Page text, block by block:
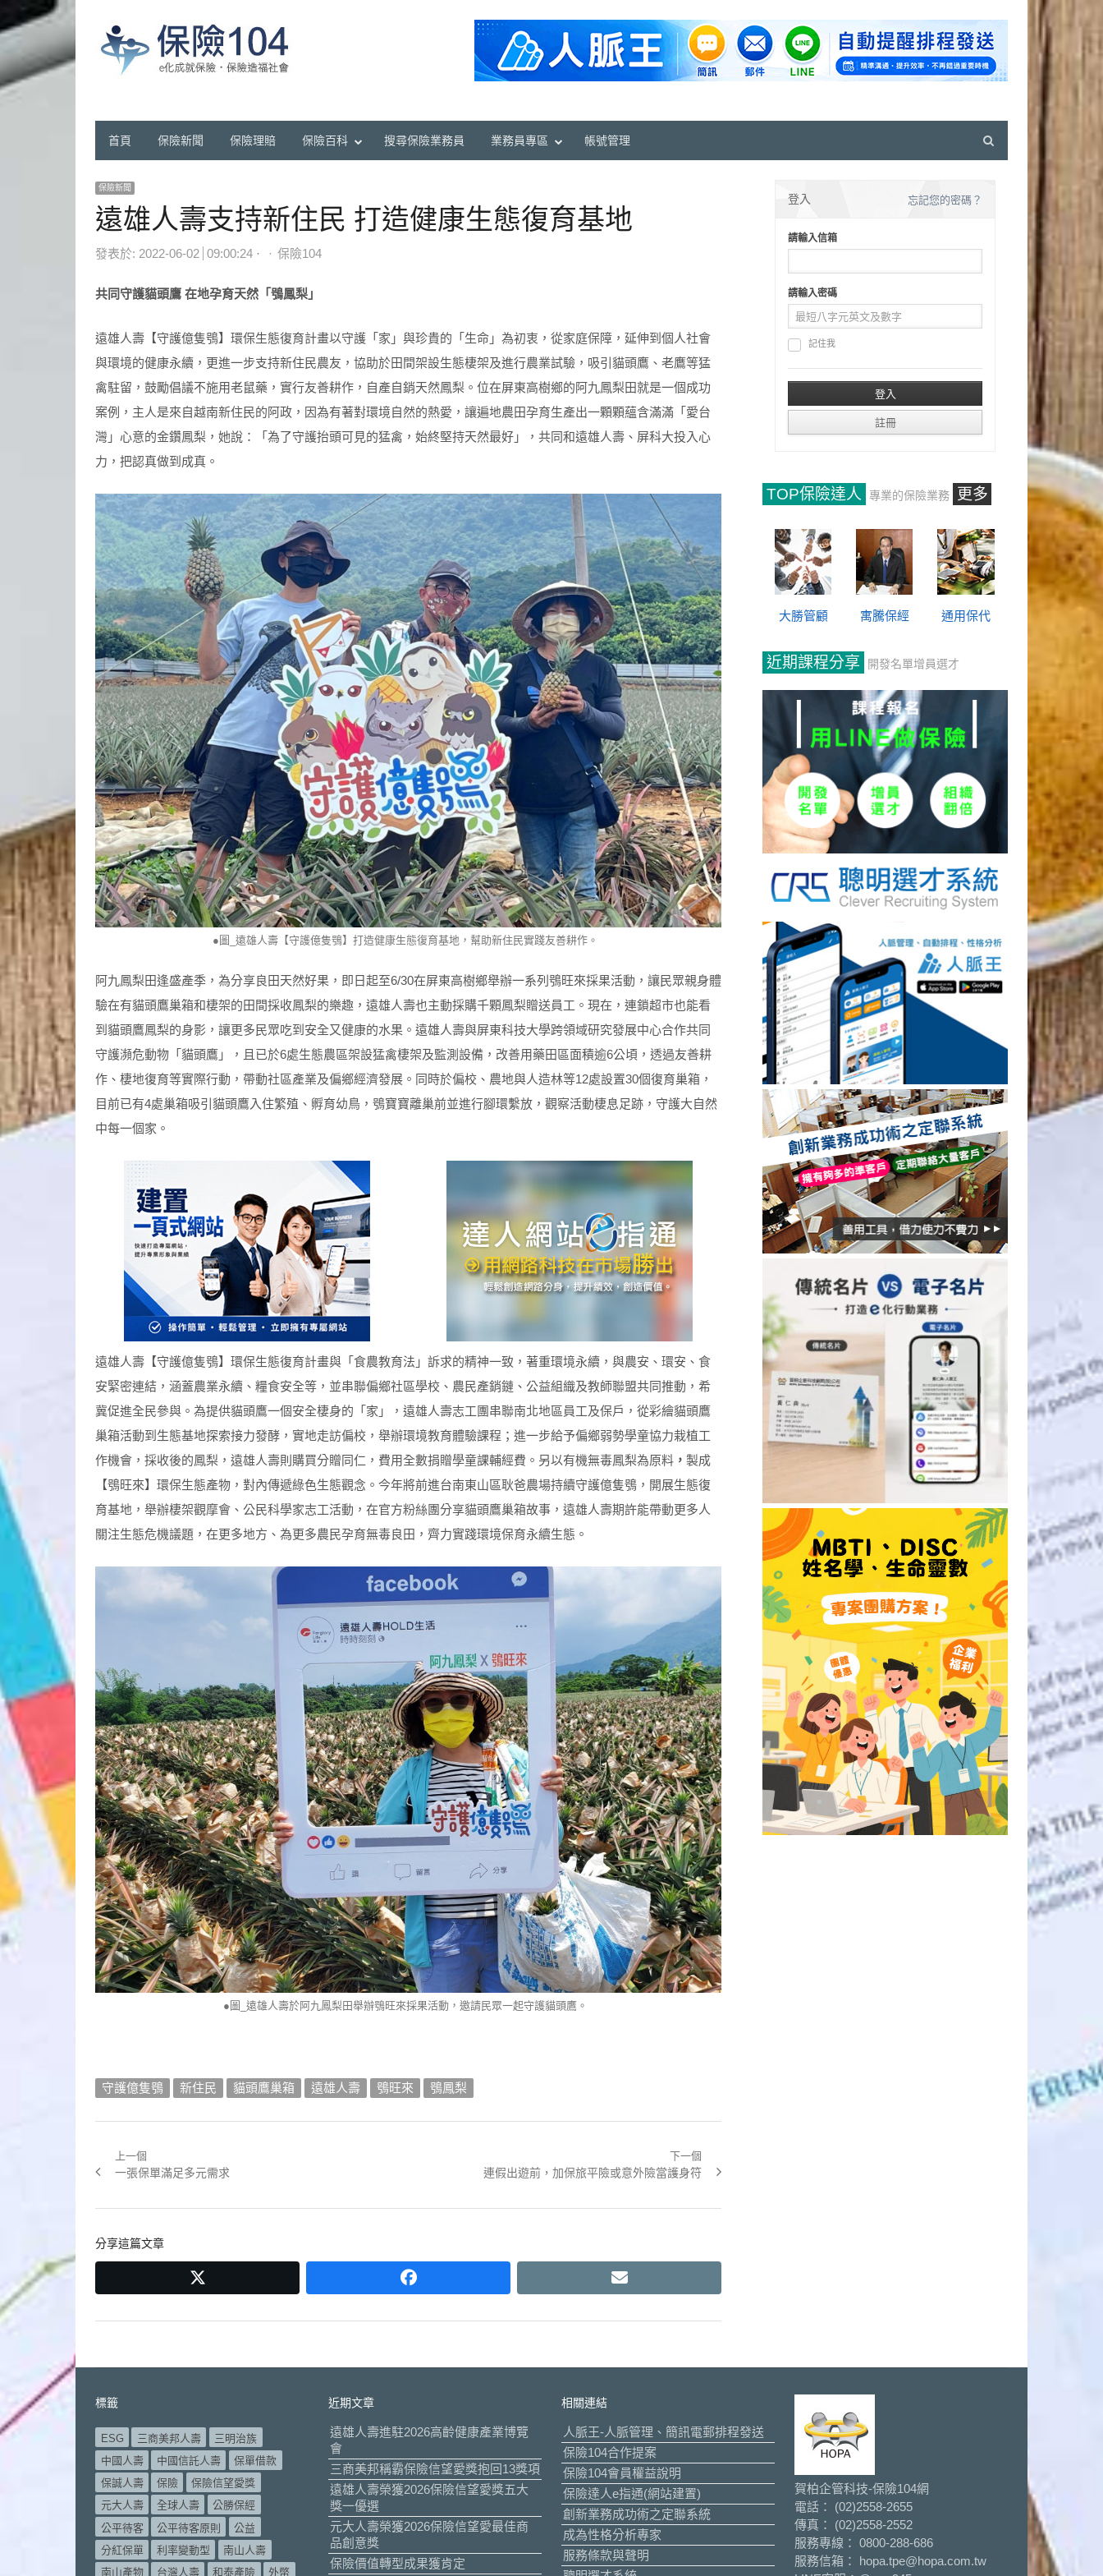
首頁 保險新聞 保險理賠 保險百科 搜尋保險業務員 業務員專區 帳號管理
保險新聞
遠雄人壽支持新住民 打造健康生態復育基地
發表於: 2022-06-02 09:00:24 Author
保險104
共同守護貓頭鷹 在地孕育天然「鴞鳳梨」
遠雄人壽【守護億隻鴞】環保生態復育計畫以守護「家」與珍貴的「生命」為初衷，從家庭保障，延伸到個人社會
與環境的健康永續，更進一步支持新住民農友，協助於田間架設生態棲架及進行農業試驗，吸引貓頭鷹、老鷹等猛
禽駐留，鼓勵倡議不施用老鼠藥，實行友善耕作，自產自銷天然鳳梨。位在屏東高樹鄉的阿九鳳梨田就是一個成功
案例，主人是來自越南新住民的阿政，因為有著對環境自然的熱愛，讓遍地農田孕育生產出一顆顆蘊含滿滿「愛台
灣」心意的金鑽鳳梨，她說：「為了守護抬頭可見的猛禽，始終堅持天然最好」，共同和遠雄人壽、屏科大投入心
力，把認真做到成真。
●圖_遠雄人壽【守護億隻鴞】打造健康生態復育基地，幫助新住民實踐友善耕作。
阿九鳳梨田逢盛產季，為分享良田天然好果，即日起至6/30在屏東高樹鄉舉辦一系列鴞旺來採果活動，讓民眾親身體
驗在有貓頭鷹巢箱和棲架的田間採收鳳梨的樂趣，遠雄人壽也主動採購千顆鳳梨贈送員工。現在，連鎖超市也能看
到貓頭鷹鳳梨的身影，讓更多民眾吃到安全又健康的水果。遠雄人壽與屏東科技大學跨領域研究發展中心合作共同
守護瀕危動物「貓頭鷹」，且已於6處生態農區架設猛禽棲架及監測設備，改善用藥田區面積逾6公頃，透過友善耕
作、棲地復育等實際行動，帶動社區產業及偏鄉經濟發展。同時於偏校、農地與人造林等12處設置30個復育巢箱，
目前已有4處巢箱吸引貓頭鷹入住繁殖、孵育幼鳥，鴞寶寶離巢前並進行腳環繫放，觀察活動棲息足跡，守護大自然
中每一個家。
遠雄人壽【守護億隻鴞】環保生態復育計畫與「食農教育法」訴求的精神一致，著重環境永續，與農安、環安、食
安緊密連結，涵蓋農業永續、糧食安全等，並串聯偏鄉社區學校、農民產銷鏈、公益組織及教師聯盟共同推動，希
冀促進全民參與。為提供貓頭鷹一個安全棲身的「家」，遠雄人壽志工團串聯南北地區員工及保戶，從彩繪貓頭鷹
巢箱活動到生態基地探索接力發酵，實地走訪偏校，舉辦環境教育體驗課程；進一步給予偏鄉弱勢學童協力栽植工
作機會，採收後的鳳梨，遠雄人壽則購買分贈同仁，費用全數捐贈學童課輔經費。另以有機無毒鳳梨為原料 ， 製成
【鴞旺來】環保生態產物，對內傳遞綠色生態觀念。今年將前進台南東山區耿爸農場持續守護億隻鴞，開展生態復
育基地，舉辦棲架觀摩會、公民科學家志工活動，在官方粉絲團分享貓頭鷹巢箱故事，遠雄人壽期許能帶動更多人
關注生態危機議題，在更多地方、為更多農民孕育無毒良田，齊力實踐環境保育永續生態。
●圖_遠雄人壽於阿九鳳梨田舉辦鴞旺來採果活動，邀請民眾一起守護貓頭鷹。
守護億隻鴞 新住民 貓頭鷹巢箱 遠雄人壽 鴞旺來 鴞鳳梨
覽
上一個
Previous
一張保單滿足多元需求
下一個
Next
連假出遊前，加保旅平險或意外險當護身符
分享這篇文章
facebook email
登入 忘記您的密碼？
請輸入信箱
請輸入密碼
記住我
TOP保險達人 專業的保險業務 更多
大勝管顧 寓騰保經 通用保代
近期課程分享 開發名單增員選才
標籤
ESG 三商美邦人壽
三明治族
中國人壽
中國信託人壽
保單借款
保誠人壽
保險
保險信望愛獎
元大人壽
全球人壽
公勝保經
公平待客
公平待客原則
公益
分紅保單
利率變動型
南山人壽
南山產物
台灣人壽 和泰產險 外幣
近期文章
遠雄人壽進駐2026高齡健康產業博覽
會
三商美邦稱霸保險信望愛獎抱回13獎項
遠雄人壽榮獲2026保險信望愛獎五大
獎一優選
元大人壽榮獲2026保險信望愛最佳商
品創意獎
保險價值轉型成果獲肯定
相關連結
人脈王-人脈管理、簡訊電郵排程發送
保險104合作提案
保險104會員權益說明
保險達人e指通(網站建置)
創新業務成功術之定聯系統
成為性格分析專家
服務條款與聲明
賀柏企管科技-保險104網
電話： (02)2558-2655
傳真： (02)2558-2552
服務專線： 0800-288-686
服務信箱： hopa.tpe@hopa.com.tw